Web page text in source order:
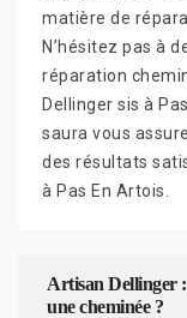
matière de
N’hésitez pas à
réparation
Dellinger sis à
saura vous
des résultats
à Pas En Artois.
Artisan Dellinger
une cheminée ?